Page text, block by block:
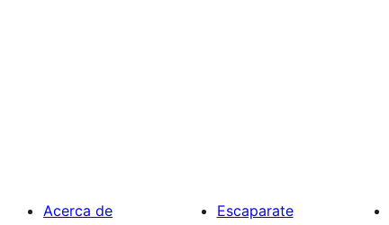
Acerca de
Escaparate